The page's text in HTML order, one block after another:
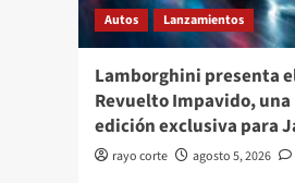
Autos Lanzamientos
Lamborghini presenta
Revuelto Impavido, una
edición exclusiva para
rayo corte agosto 5, 2026